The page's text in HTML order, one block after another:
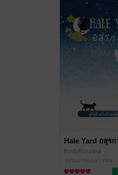
Hale Yard อสุรก
frostyRosetea
วรรณกรรมเยาวชน